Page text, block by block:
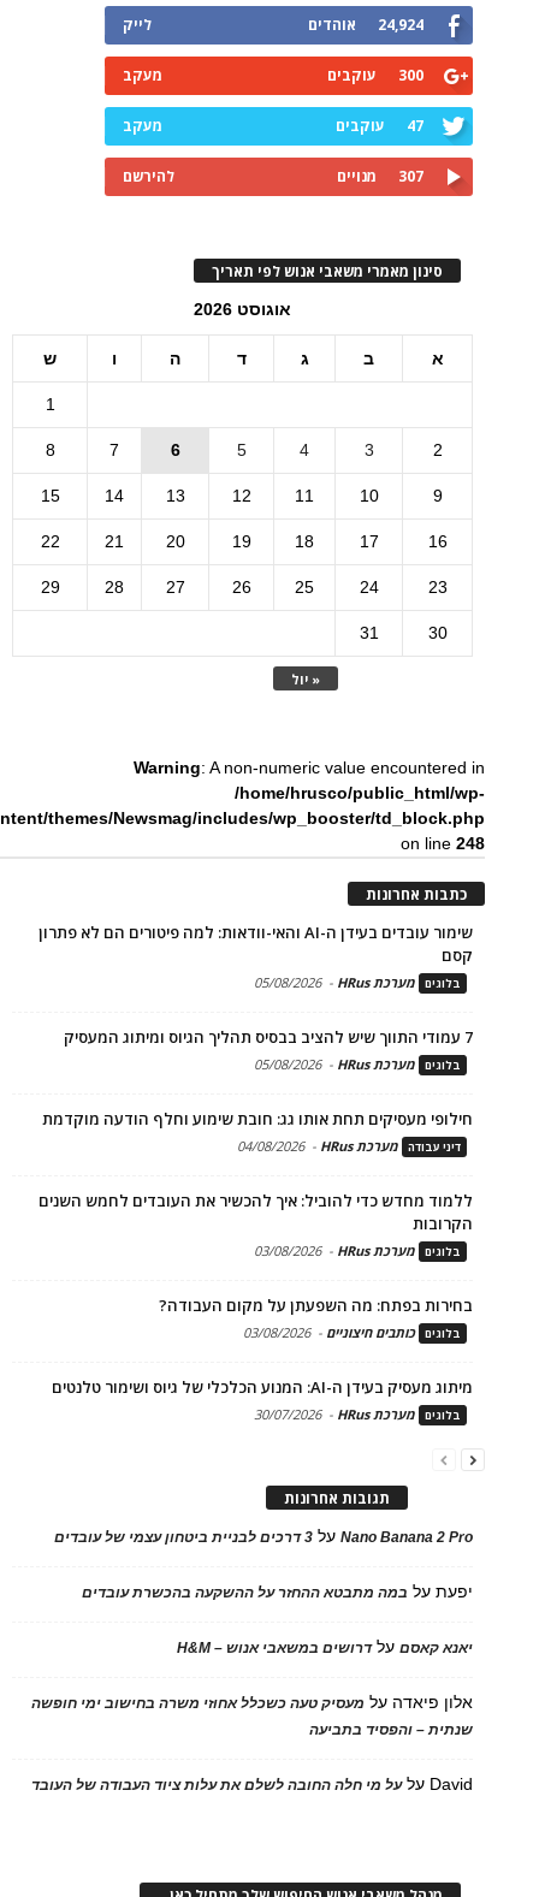
24,924 אוהדים לייק
300 עוקבים מעקב
47 עוקבים מעקב
307 מנויים להירשם
סינון מאמרי משאבי אנוש לפי תאריך
אוגוסט 2026
א ב ג ד ה ו ש
« יול
1
2
3
4
5
6
7
8
9
10
11
12
13
14
15
16
17
18
19
20
21
22
23
24
25
26
27
28
29
30
31
Warning: A non-numeric value encountered in
/home/hrusco/public_html/wp-
themes/Newsmag/includes/wp_booster/td_block.php
on line248
כתבות אחרונות
שימור עובדים בעידן ה-AI והאי-וודאות: למה פיטורים הם לא פתרון
קסם
בלוגים מערכת HRus -
05/08/2026
7 עמודי התווך שיש להציב בבסיס תהליך הגיוס ומיתוג המעסיק
בלוגים מערכת HRus -
05/08/2026
חילופי מעסיקים תחת אותו גג: חובת שימוע וחלף הודעה מוקדמת
דיני עבודה מערכת HRus -
04/08/2026
ללמוד מחדש כדי להוביל: איך להכשיר את העובדים לחמש השנים
הקרובות
בלוגים מערכת HRus -
03/08/2026
בחירות בפתח: מה השפעתן על מקום העבודה?
בלוגים כותבים חיצוניים -
03/08/2026
מיתוג מעסיק בעידן ה-AI: המנוע הכלכלי של גיוס ושימור טלנטים
בלוגים מערכת HRus -
30/07/2026
תגובות אחרונות
Nano Banana 2 Proעל 3 דרכים לבניית ביטחון עצמי של עובדים
יפעתעל במה מתבטא ההחזר על ההשקעה בהכשרת עובדים
יאנא קאסםעלדרושים במשאבי אנוש – H&M
אלון פיאדה על מעסיק טעה כשכלל אחוזי משרה בחישוב ימי חופשה
שנתית – והפסיד בתביעה
David עלעל מי חלה החובה לשלם את עלות ציוד העבודה של העובד